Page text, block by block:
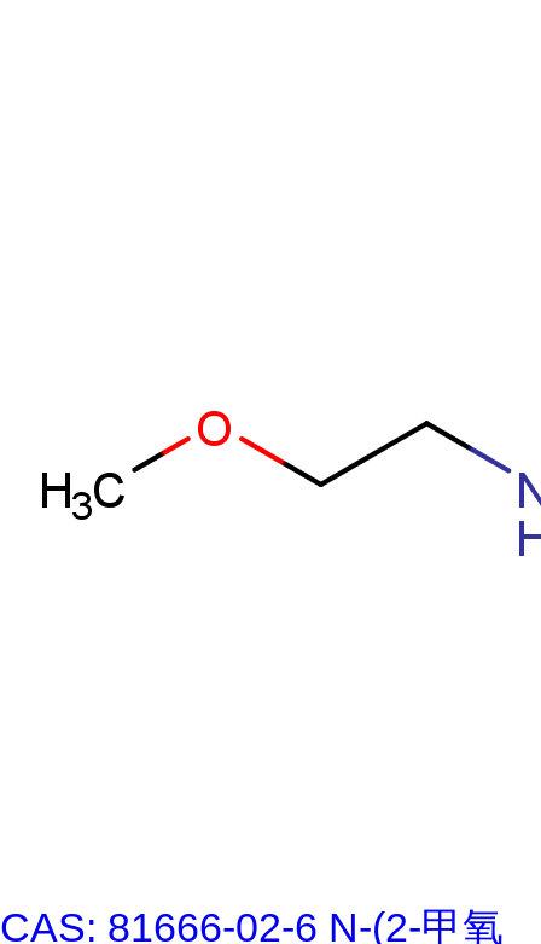
CAS: 81666-02-6 N-(2-甲氧